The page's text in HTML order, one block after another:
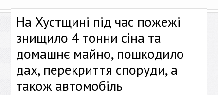
На Хустщині під час пожежі
знищило 4 тонни сіна та
домашнє майно, пошкодило
дах, перекриття споруди, а
також автомобіль